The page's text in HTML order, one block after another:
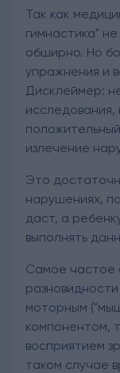
Так как
гимнастика"
обширно. Но
упражнения и
Дисклеймер:
излечение
Это
нарушениях,
даст, а
выполнять
Самое частое
моторным
компонентом,
восприятием
таком случае